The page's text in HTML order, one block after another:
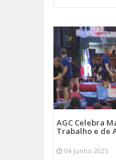
AGC Celebra
Trabalho e de
04 Junho 2025